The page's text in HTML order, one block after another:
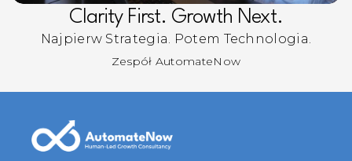
Clarity First. Growth Next.
Najpierw Strategia. Potem Technologia.
Zespół AutomateNow